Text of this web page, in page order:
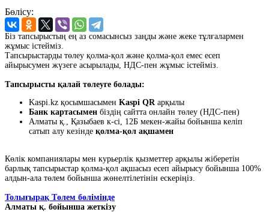
Бөлісу:
Біз тапсырыстың ең аз сомасынсыз заңды және жеке тұлғалармен
жұмыс істейміз.
Тапсырыстарды төлеу қолма-қол және қолма-қол емес есеп
айырысумен жүзеге асырылады, НДС-пен жұмыс істейміз.
Тапсырысты қалай төлеуге болады:
Kaspi.kz қосымшасымен Kaspi QRарқылы
Банк картасымен біздің сайтта онлайн төлеу (НДС-пен)
Алматы қ., Қазыбаев к-сі, 12Б мекен-жайы бойынша келіп
сатып алу кезінде қолма-қол ақшамен
Көлік компаниялары мен курьерлік қызметтер арқылы жіберетін
барлық тапсырыстар қолма-қол ақшасыз есеп айырысу бойынша 100%
алдын-ала төлем бойынша жөнелтілетінін ескеріңіз.
Толығырақ Төлем бөлімінде
Алматы қ. бойынша жеткізу